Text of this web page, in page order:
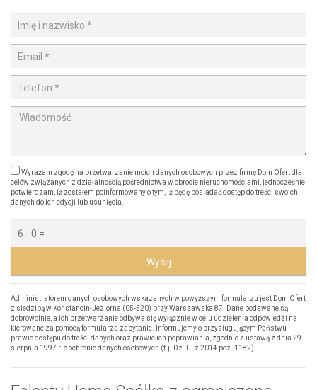
Wyrażam zgodę na przetwarzanie moich danych osobowych przez firmę Dom Ofert dla
celów związanych z działalnością pośrednictwa w obrocie nieruchomościami, jednocześnie
potwierdzam, iż zostałem poinformowany o tym, iż będę posiadać dostęp do treści swoich
danych do ich edycji lub usunięcia.
Wyślij
Administratorem danych osobowych wskazanych w powyższym formularzu jest Dom Ofert
z siedzibą w Konstancin-Jeziorna (05-520) przy Warszawska 87. Dane podawane są
dobrowolnie, a ich przetwarzanie odbywa się wyłącznie w celu udzielenia odpowiedzi na
kierowane za pomocą formularza zapytanie. Informujemy o przysługującym Państwu
prawie dostępu do treści danych oraz prawie ich poprawiania, zgodnie z ustawą z dnia 29
sierpnia 1997 r. o ochronie danych osobowych (t.j. Dz. U. z 2014 poz. 1182).